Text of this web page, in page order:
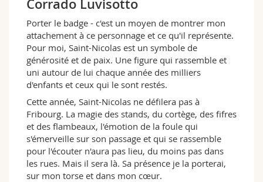
Corrado Luvisotto
Porter le badge - c'est un moyen de montrer mon
attachement à ce personnage et ce qu'il représente.
Pour moi, Saint-Nicolas est un symbole de
générosité et de paix. Une figure qui rassemble et
uni autour de lui chaque année des milliers
d'enfants et ceux qui le sont restés.
Cette année, Saint-Nicolas ne défilera pas à
Fribourg. La magie des stands, du cortège, des fifres
et des flambeaux, l'émotion de la foule qui
s'émerveille sur son passage et qui se rassemble
pour l'écouter n'aura pas lieu, du moins pas dans
les rues. Mais il sera là. Sa présence je la porterai,
sur mon torse et dans mon cœur.